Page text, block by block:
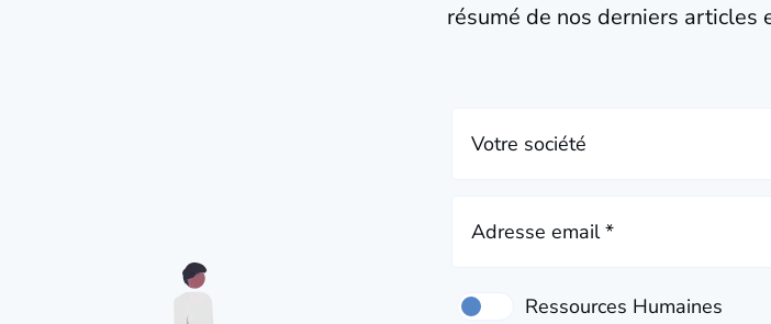
résumé de nos derniers articles
Votre société
Adresse email *